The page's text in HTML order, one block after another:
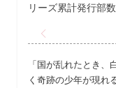
リーズ累計発行部
「国が乱れたとき
く奇跡の少年が現れ